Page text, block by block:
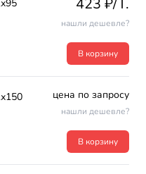
423 ₽/T.
нашли дешевле?
В корзину
цена по запросу
нашли дешевле?
В корзину